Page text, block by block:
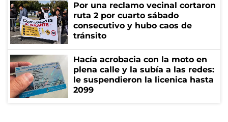
Por una reclamo vecinal cortaron
ruta 2 por cuarto sábado
consecutivo y hubo caos de
tránsito
Hacía acrobacia con la moto en
plena calle y la subía a las redes:
le suspendieron la licenica hasta
2099